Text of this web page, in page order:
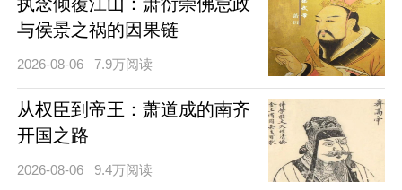
与侯景之祸的因果链
2026-08-06 7.9万阅读
从权臣到帝王：萧道成的南齐
开国之路
2026-08-06 9.4万阅读